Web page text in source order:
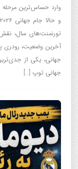
وارد حساس‌ترین
تورنمنت‌های سال،
آخرین وضعیت، رودری
جهانی، یکی از
جهانی توپ […]